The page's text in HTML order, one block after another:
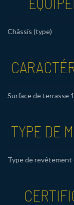
Châssis (type)
Surface de terrasse 1
TYPE DE
Type de revêtement